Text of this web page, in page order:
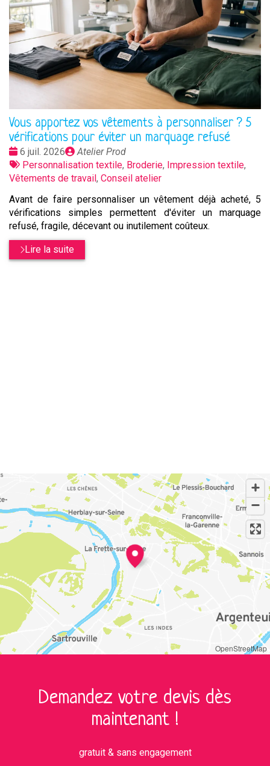
Vous apportez vos vêtements à personnaliser ? 5
vérifications pour éviter un marquage refusé
Date
:
6 juil. 2026
Publié
par
Atelier Prod
Tags
:
Personnalisation textile, Broderie, Impression textile,
Vêtements de travail, Conseil atelier
Avant de faire personnaliser un vêtement déjà acheté, 5
vérifications simples permettent d'éviter un marquage
refusé, fragile, décevant ou inutilement coûteux.
Lire la suite
OpenStreetMap
Demandez votre devis dès
maintenant !
gratuit & sans engagement